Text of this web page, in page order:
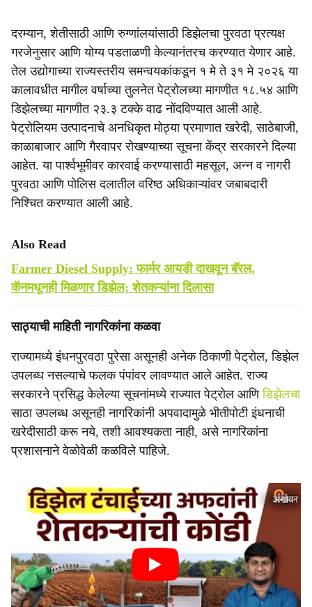
दरम्यान, शेतीसाठी आणि रुग्णांलयांसाठी डिझेलचा पुरवठा प्रत्यक्ष
गरजेनुसार आणि योग्य पडताळणी केल्यानंतरच करण्यात येणार आहे.
तेल उद्योगाच्या राज्यस्तरीय समन्वयकांकडून १ मे ते ३१ मे २०२६ या
कालावधीत मागील वर्षाच्या तुलनेत पेट्रोलच्या मागणीत १८.५४ आणि
डिझेलच्या मागणीत २३.३ टक्के वाढ नोंदविण्यात आली आहे.
पेट्रोलियम उत्पादनाचे अनधिकृत मोठ्या प्रमाणात खरेदी, साठेबाजी,
काळाबाजार आणि गैरवापर रोखण्याच्या सूचना केंद्र सरकारने दिल्या
आहेत. या पार्श्वभूमीवर कारवाई करण्यासाठी महसूल, अन्न व नागरी
पुरवठा आणि पोलिस दलातील वरिष्ठ अधिकाऱ्यांवर जबाबदारी
निश्चित करण्यात आली आहे.
Also Read
Farmer Diesel Supply: फार्मर आयडी दाखवून बॅरल,
कॅनमधूनही मिळणार डिझेल; शेतकऱ्यांना दिलासा
साठ्याची माहिती नागरिकांना कळवा
राज्यामध्ये इंधनपुरवठा पुरेसा असूनही अनेक ठिकाणी पेट्रोल, डिझेल
उपलब्ध नसल्याचे फलक पंपांवर लावण्यात आले आहेत. राज्य
सरकारने प्रसिद्ध केलेल्या सूचनांमध्ये राज्यात पेट्रोल आणिडिझेलचा
साठा उपलब्ध असूनही नागरिकांनी अपवादामुळे भीतीपोटी इंधनाची
खरेदीसाठी करू नये, तशी आवश्यकता नाही, असे नागरिकांना
प्रशासनाने वेळोवेळी कळविले पाहिजे.